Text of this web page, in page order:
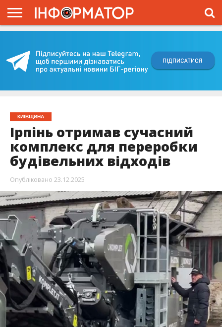
ПРОЄКТ
КИЇВЩИНА
Ірпінь отримав сучасний
комплекс для переробки
будівельних відходів
Опубліковано 23.12.2025